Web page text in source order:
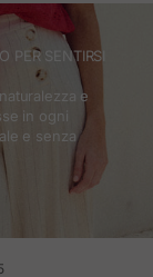
PER SENTIRSI
e
in ogni
e senza